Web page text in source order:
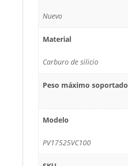
Nuevo
Material
Carburo de silicio
Peso máximo soportado
Modelo
PV17525VC100